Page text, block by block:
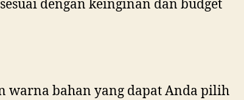
dengan keinginan dan budget
warna bahan yang dapat Anda pilih